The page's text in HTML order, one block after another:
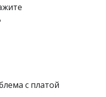
с платой